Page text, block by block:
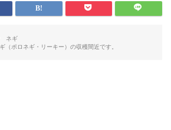
ネギ
（ポロネギ・リーキー）の収穫間近です。